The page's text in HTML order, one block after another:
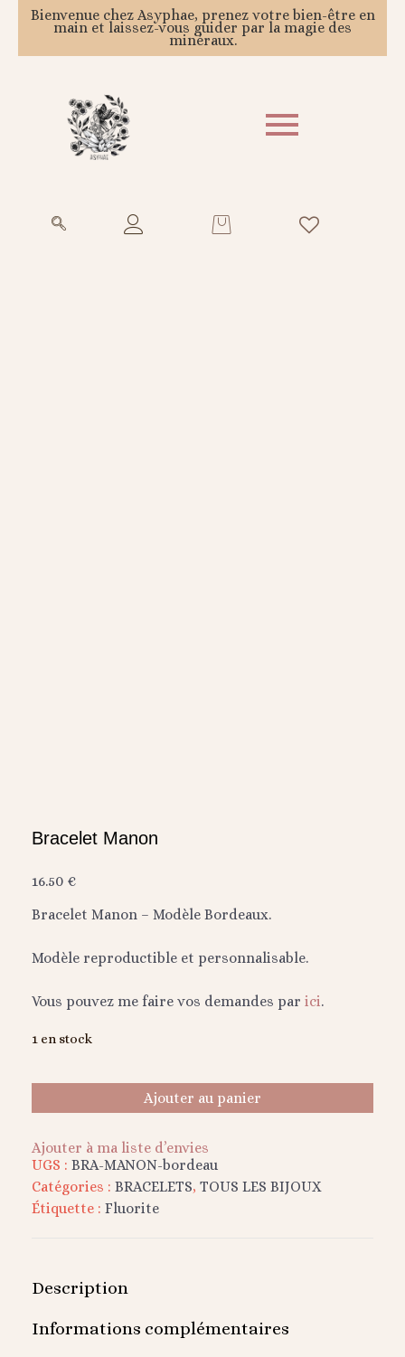
Bienvenue chez Asyphae, prenez votre bien-être en
main et laissez-vous guider par la magie des
minéraux.
Bracelet Manon
16.50 €
Bracelet Manon – Modèle Bordeaux.
Modèle reproductible et personnalisable.
Vous pouvez me faire vos demandes par ici.
1 en stock
Ajouter au panier
Ajouter à ma liste d’envies
UGS : BRA-MANON-bordeau
Catégories : BRACELETS, TOUS LES BIJOUX
Étiquette : Fluorite
Description
Informations complémentaires